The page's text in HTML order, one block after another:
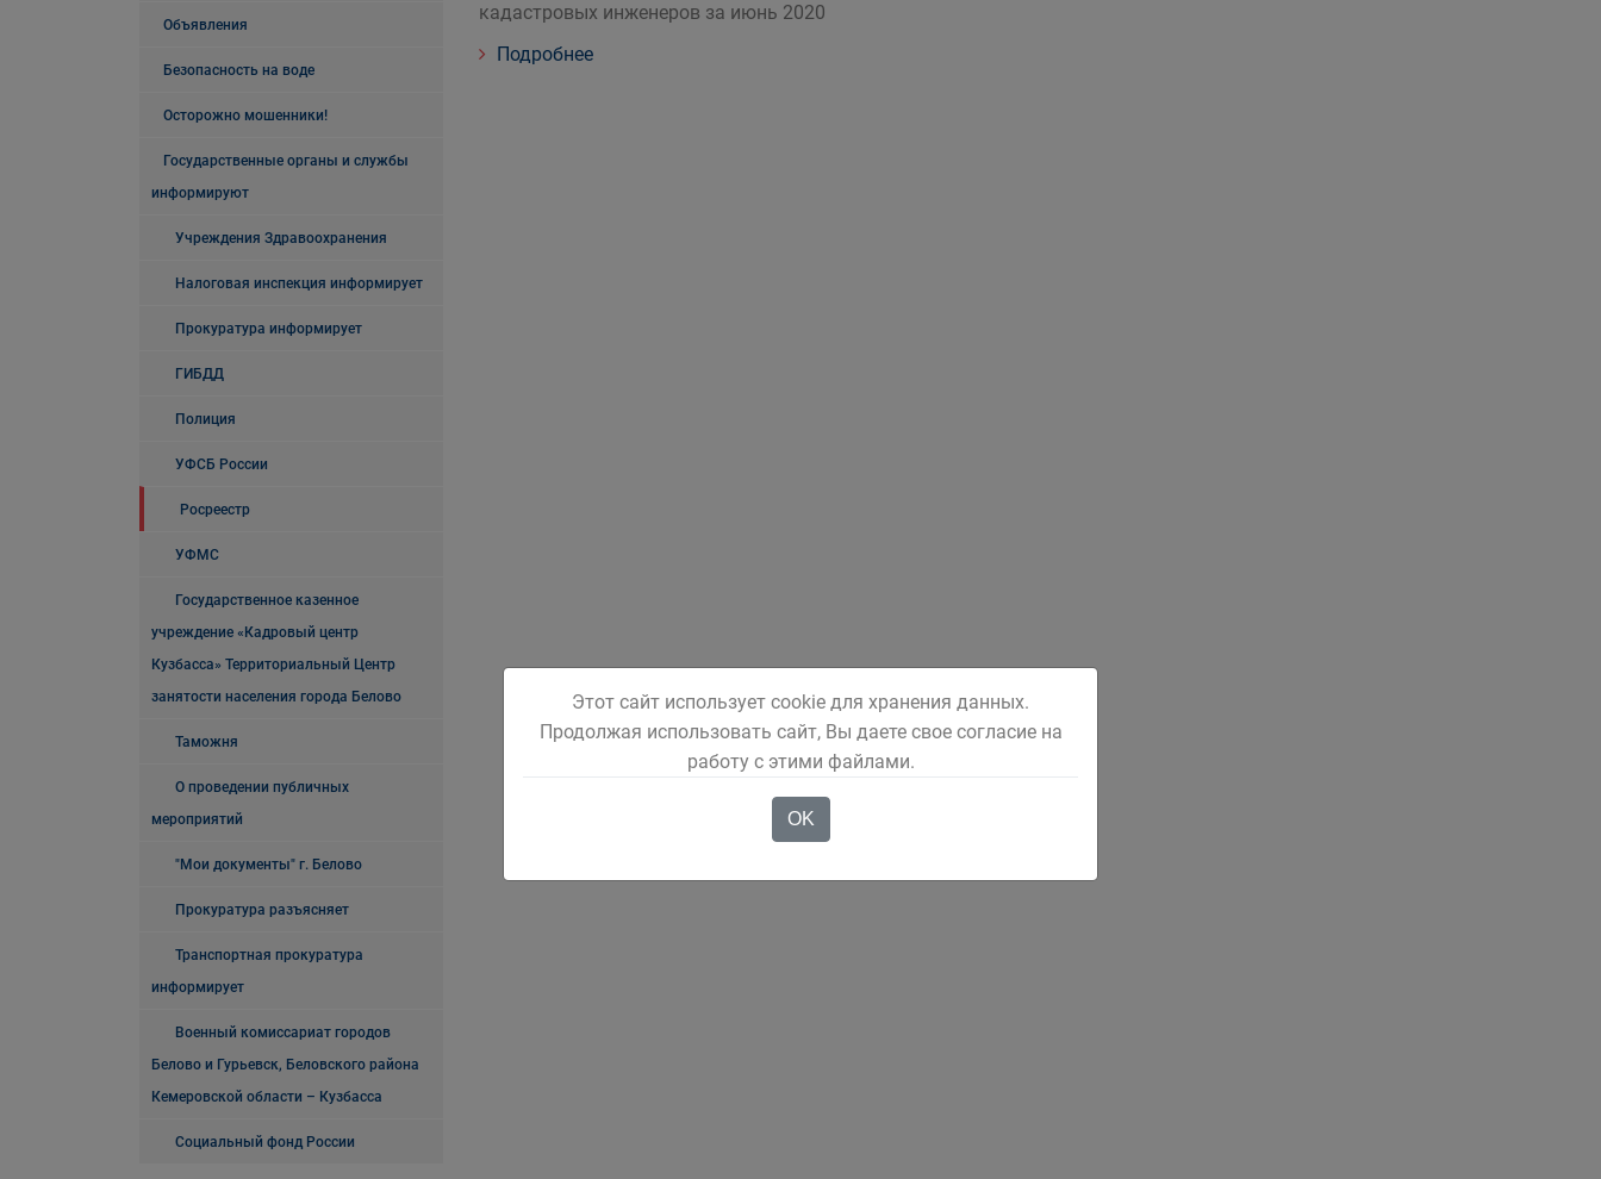
Объявления
Безопасность на воде
Осторожно мошенники!
Государственные органы и службы
информируют
Учреждения Здравоохранения
Налоговая инспекция информирует
Прокуратура информирует
ГИБДД
Полиция
УФСБ России
Росреестр
УФМС
Государственное казенное
учреждение «Кадровый центр
Кузбасса» Территориальный Центр
занятости населения города Белово
Таможня
О проведении публичных
мероприятий
"Мои документы" г. Белово
Прокуратура разъясняет
Транспортная прокуратура
информирует
Военный комиссариат городов
Белово и Гурьевск, Беловского района
Кемеровской области – Кузбасса
Социальный фонд России
кадастровых инженеров за июнь 2020
Подробнее
Этот сайт использует cookie для хранения данных.
Продолжая использовать сайт, Вы даете свое согласие на
работу с этими файлами.
OK